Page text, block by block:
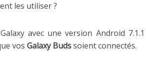
les utiliser ?
avec une version Android
vos Galaxy Budssoient connectés.